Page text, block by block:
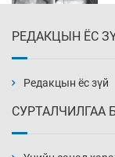
РЕДАКЦЫН ЁС
Редакцын ёс зүй
СУРТАЛЧИЛГАА